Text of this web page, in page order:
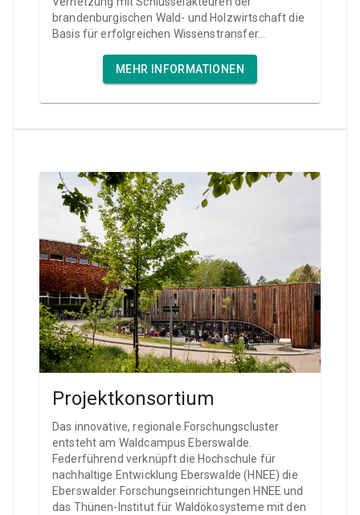
brandenburgischen Wald- und Holzwirtschaft die
Basis für erfolgreichen Wissenstransfer...
MEHR INFORMATIONEN
Projektkonsortium
Das innovative, regionale Forschungscluster
entsteht am Waldcampus Eberswalde.
Federführend verknüpft die Hochschule für
nachhaltige Entwicklung Eberswalde (HNEE) die
Eberswalder Forschungseinrichtungen HNEE und
das Thünen-Institut für Waldökosysteme mit den